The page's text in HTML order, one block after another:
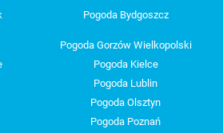
Pogoda Bydgoszcz
Pogoda Gorzów Wielkopolski
Pogoda Kielce
Pogoda Lublin
Pogoda Olsztyn
Pogoda Poznań